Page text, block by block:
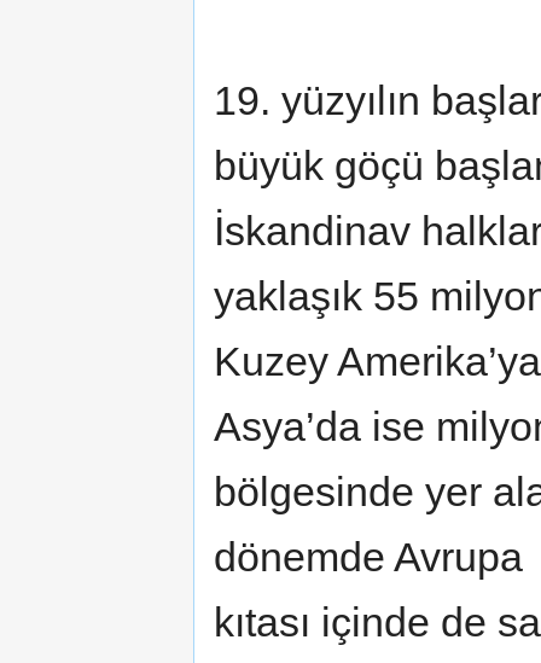
19. yüzyılın
büyük göçü
İskandinav
yaklaşık 55
Kuzey
Asya’da ise
bölgesinde yer
dönemde Avrupa
kıtası içinde de